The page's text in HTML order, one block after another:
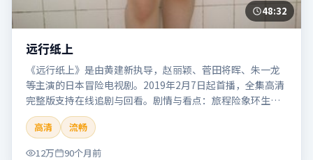
48:32
远行纸上
《远行纸上》是由黄建新执导，赵丽颖、菅田将晖、朱一龙
等主演的日本冒险电视剧。2019年2月7日起首播，全集高清
完整版支持在线追剧与回看。剧情与看点：旅程险象环生，
奇观与友情并行，带来沉浸式探险体验。本片适合检索「远
行纸上」「黄建新」「冒险」「日本」「2019」「2019-02-
07上映」等关键词的影迷阅读简介与主创信息。
高清
流畅
12万
90个月前